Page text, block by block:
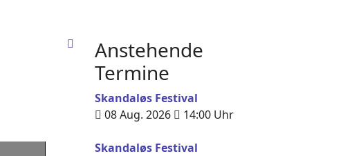
Anstehende
Termine
Skandaløs Festival
08 Aug. 2026
14:00 Uhr
Skandaløs Festival